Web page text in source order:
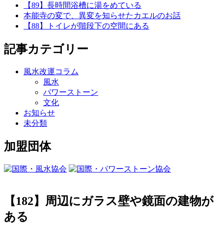
【89】長時間浴槽に湯をめている
本能寺の変で、異変を知らせたカエルのお話
【88】トイレが階段下の空間にある
記事カテゴリー
風水改運コラム
風水
パワーストーン
文化
お知らせ
未分類
加盟団体
【182】周辺にガラス壁や鏡面の建物が
ある